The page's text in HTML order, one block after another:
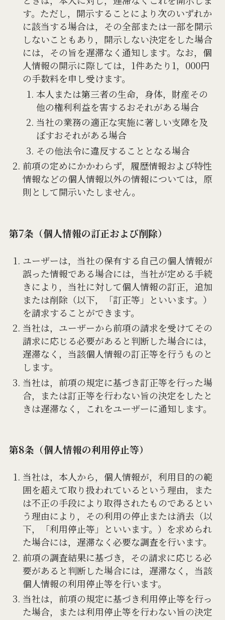
す。ただし，開示することにより次のいずれか
に該当する場合は，その全部または一部を開示
しないこともあり，開示しない決定をした場合
には，その旨を遅滞なく通知します。なお，個
人情報の開示に際しては，1件あたり1，000円
の手数料を申し受けます。
本人または第三者の生命，身体，財産その
他の権利利益を害するおそれがある場合
当社の業務の適正な実施に著しい支障を及
ぼすおそれがある場合
その他法令に違反することとなる場合
前項の定めにかかわらず，履歴情報および特性
情報などの個人情報以外の情報については，原
則として開示いたしません。
第7条（個人情報の訂正および削除）
ユーザーは，当社の保有する自己の個人情報が
誤った情報である場合には，当社が定める手続
きにより，当社に対して個人情報の訂正，追加
または削除（以下，「訂正等」といいます。）
を請求することができます。
当社は，ユーザーから前項の請求を受けてその
請求に応じる必要があると判断した場合には，
遅滞なく，当該個人情報の訂正等を行うものと
します。
当社は，前項の規定に基づき訂正等を行った場
合，または訂正等を行わない旨の決定をしたと
きは遅滞なく，これをユーザーに通知します。
第8条（個人情報の利用停止等）
当社は，本人から，個人情報が，利用目的の範
囲を超えて取り扱われているという理由，また
は不正の手段により取得されたものであるとい
う理由により，その利用の停止または消去（以
下，「利用停止等」といいます。）を求められ
た場合には，遅滞なく必要な調査を行います。
前項の調査結果に基づき，その請求に応じる必
要があると判断した場合には，遅滞なく，当該
個人情報の利用停止等を行います。
当社は，前項の規定に基づき利用停止等を行っ
た場合，または利用停止等を行わない旨の決定